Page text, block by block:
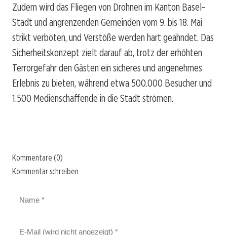
Zudem wird das Fliegen von Drohnen im Kanton Basel-
Stadt und angrenzenden Gemeinden vom 9. bis 18. Mai
strikt verboten, und Verstöße werden hart geahndet. Das
Sicherheitskonzept zielt darauf ab, trotz der erhöhten
Terrorgefahr den Gästen ein sicheres und angenehmes
Erlebnis zu bieten, während etwa 500.000 Besucher und
1.500 Medienschaffende in die Stadt strömen.
Kommentare (0)
Kommentar schreiben